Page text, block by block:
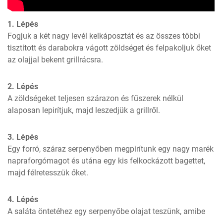
1. Lépés
Fogjuk a két nagy levél kelkáposztát és az összes többi
tisztított és darabokra vágott zöldséget és felpakoljuk őket
az olajjal bekent grillrácsra.
2. Lépés
A zöldségeket teljesen szárazon és fűszerek nélkül
alaposan lepirítjuk, majd leszedjük a grillről.
3. Lépés
Egy forró, száraz serpenyőben megpirítunk egy nagy marék
napraforgómagot és utána egy kis felkockázott bagettet,
majd félretesszük őket.
4. Lépés
A saláta öntetéhez egy serpenyőbe olajat teszünk, amibe